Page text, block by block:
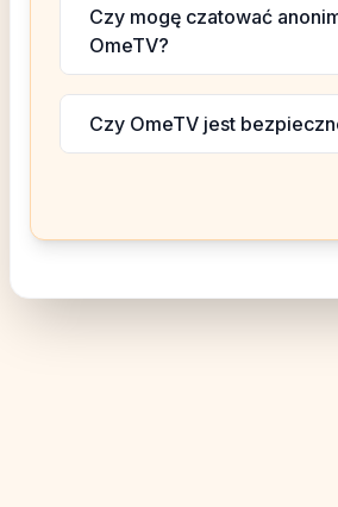
Czy mogę czatować
OmeTV?
Czy OmeTV jest